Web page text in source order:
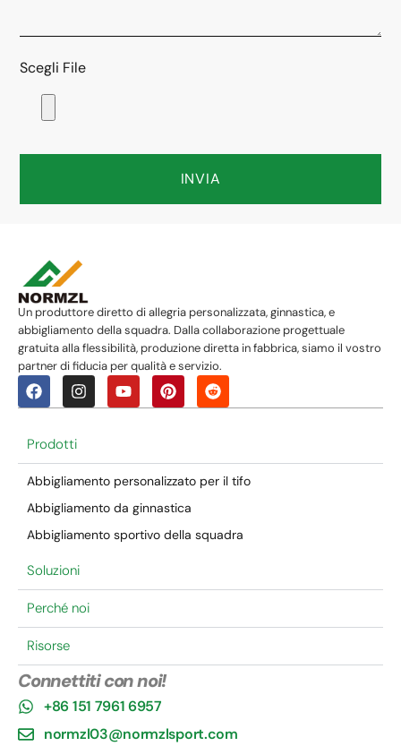
Scegli File
INVIA
Un produttore diretto di allegria personalizzata, ginnastica, e
abbigliamento della squadra. Dalla collaborazione progettuale
gratuita alla flessibilità, produzione diretta in fabbrica, siamo il vostro
partner di fiducia per qualità e servizio.
Prodotti
Abbigliamento personalizzato per il tifo
Abbigliamento da ginnastica
Abbigliamento sportivo della squadra
Soluzioni
Perché noi
Risorse
Connettiti con noi!
+86 151 7961 6957
normzl03@normzlsport.com